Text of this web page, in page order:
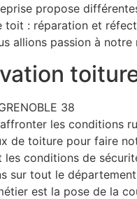
propose
toit : réparation et
allions passion à notre
38
les conditions
de toiture pour faire
les conditions de
sur tout le
est la pose de la